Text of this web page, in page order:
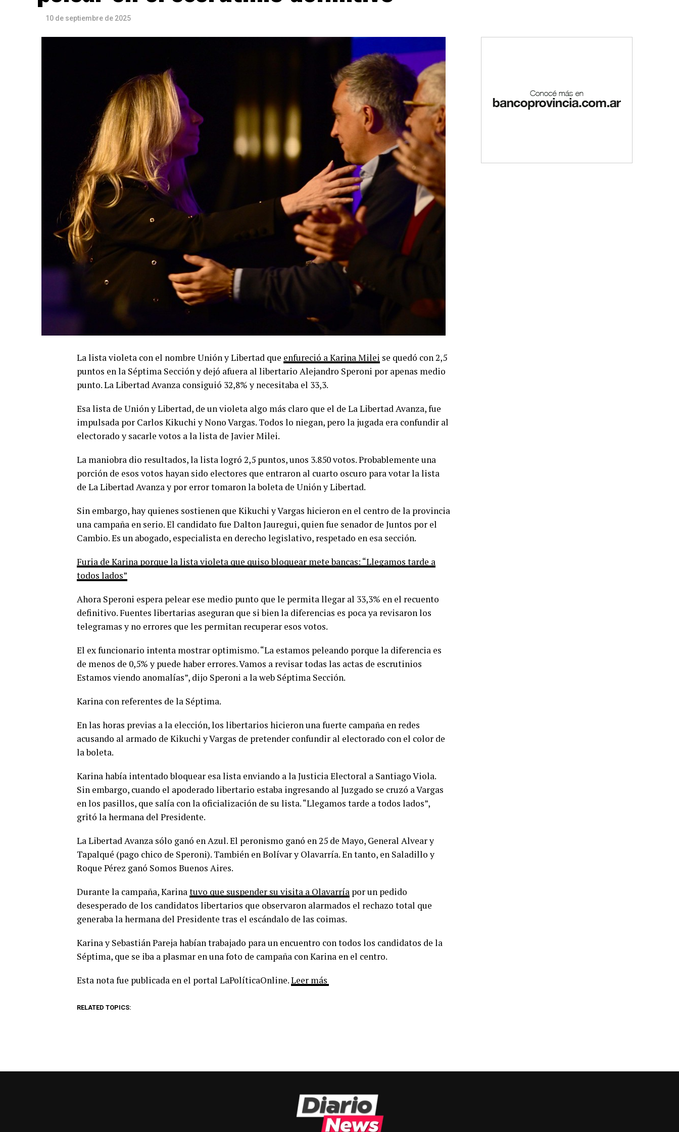
10 de septiembre de 2025
La lista violeta con el nombre Unión y Libertad que enfureció a Karina Milei se quedó con 2,5
puntos en la Séptima Sección y dejó afuera al libertario Alejandro Speroni por apenas medio
punto. La Libertad Avanza consiguió 32,8% y necesitaba el 33,3.
Esa lista de Unión y Libertad, de un violeta algo más claro que el de La Libertad Avanza, fue
impulsada por Carlos Kikuchi y Nono Vargas. Todos lo niegan, pero la jugada era confundir al
electorado y sacarle votos a la lista de Javier Milei.
La maniobra dio resultados, la lista logró 2,5 puntos, unos 3.850 votos. Probablemente una
porción de esos votos hayan sido electores que entraron al cuarto oscuro para votar la lista
de La Libertad Avanza y por error tomaron la boleta de Unión y Libertad.
Sin embargo, hay quienes sostienen que Kikuchi y Vargas hicieron en el centro de la provincia
una campaña en serio. El candidato fue Dalton Jauregui, quien fue senador de Juntos por el
Cambio. Es un abogado, especialista en derecho legislativo, respetado en esa sección.
Furia de Karina porque la lista violeta que quiso bloquear mete bancas: “Llegamos tarde a
todos lados”
Ahora Speroni espera pelear ese medio punto que le permita llegar al 33,3% en el recuento
definitivo. Fuentes libertarias aseguran que si bien la diferencias es poca ya revisaron los
telegramas y no errores que les permitan recuperar esos votos.
El ex funcionario intenta mostrar optimismo. “La estamos peleando porque la diferencia es
de menos de 0,5% y puede haber errores. Vamos a revisar todas las actas de escrutinios
Estamos viendo anomalías”, dijo Speroni a la web Séptima Sección.
Karina con referentes de la Séptima.
En las horas previas a la elección, los libertarios hicieron una fuerte campaña en redes
acusando al armado de Kikuchi y Vargas de pretender confundir al electorado con el color de
la boleta.
Karina había intentado bloquear esa lista enviando a la Justicia Electoral a Santiago Viola.
Sin embargo, cuando el apoderado libertario estaba ingresando al Juzgado se cruzó a Vargas
en los pasillos, que salía con la oficialización de su lista. “Llegamos tarde a todos lados”,
gritó la hermana del Presidente.
La Libertad Avanza sólo ganó en Azul. El peronismo ganó en 25 de Mayo, General Alvear y
Tapalqué (pago chico de Speroni). También en Bolívar y Olavarría. En tanto, en Saladillo y
Roque Pérez ganó Somos Buenos Aires.
Durante la campaña, Karinatuvo que suspender su visita a Olavarría por un pedido
desesperado de los candidatos libertarios que observaron alarmados el rechazo total que
generaba la hermana del Presidente tras el escándalo de las coimas.
Karina y Sebastián Pareja habían trabajado para un encuentro con todos los candidatos de la
Séptima, que se iba a plasmar en una foto de campaña con Karina en el centro.
Esta nota fue publicada en el portal LaPolíticaOnline.Leer más
RELATED TOPICS: